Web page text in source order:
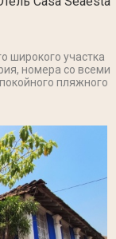
широкого участка
номера со всеми
пляжного